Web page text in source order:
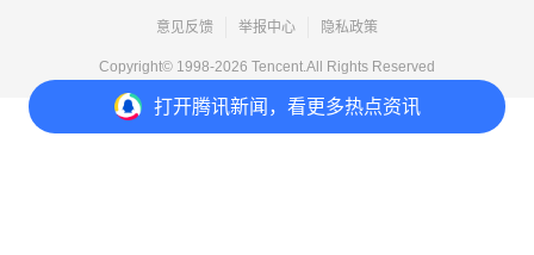
打开腾讯新闻，看更多热点资讯
意见反馈 举报中心 隐私政策
Copyright© 1998-2026 Tencent.All Rights Reserved